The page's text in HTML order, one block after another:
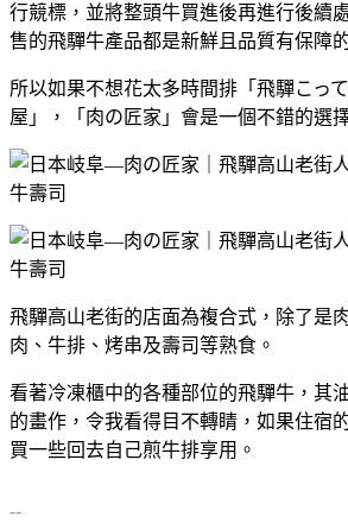
行競標，並將整頭牛買進後再進行後續
售的飛驒牛產品都是新鮮且品質有保障
所以如果不想花太多時間排「飛驒こっ
屋」，「肉の匠家」會是一個不錯的選
飛驒高山老街的店面為複合式，除了是
肉、牛排、烤串及壽司等熟食。
看著冷凍櫃中的各種部位的飛驒牛，其
的畫作，令我看得目不轉睛，如果住宿
買一些回去自己煎牛排享用。
--